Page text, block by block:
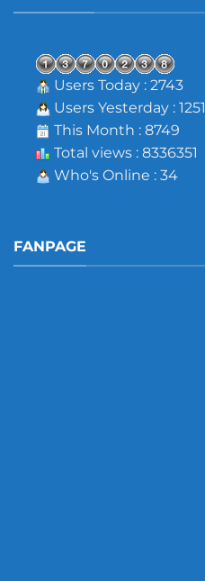
Users Today : 2743
Users Yesterday : 1251
This Month : 8749
Total views : 8336351
Who's Online : 34
FANPAGE